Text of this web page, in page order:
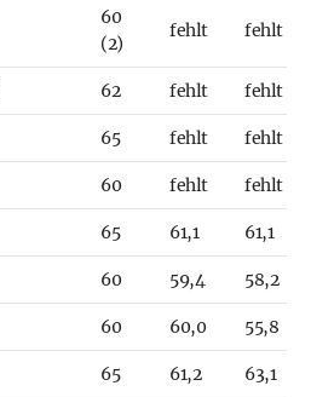
60
(2)
fehlt fehlt
62 fehlt fehlt
65 fehlt fehlt
60 fehlt fehlt
65 61,1 61,1
60 59,4 58,2
60 60,0 55,8
65 61,2 63,1